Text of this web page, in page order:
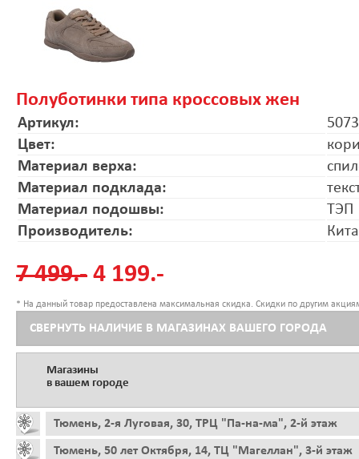
Полуботинки типа кроссовых жен
Артикул:
Цвет:
Материал верха:
Материал подклада:
Материал подошвы:
ТЭП
Производитель:
7 499.- 4 199.-
* На данный товар предоставлена максимальная скидка. Скидки по другим
СВЕРНУТЬ НАЛИЧИЕ В МАГАЗИНАХ ВАШЕГО ГОРОДА
Магазины
в вашем городе
Тюмень, 2-я Луговая, 30, ТРЦ "Па-на-ма", 2-й этаж
Тюмень, 50 лет Октября, 14, ТЦ "Магеллан", 3-й этаж